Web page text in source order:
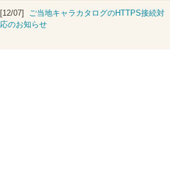
[12/07] ご当地キャラカタログのHTTPS接続対
応のお知らせ